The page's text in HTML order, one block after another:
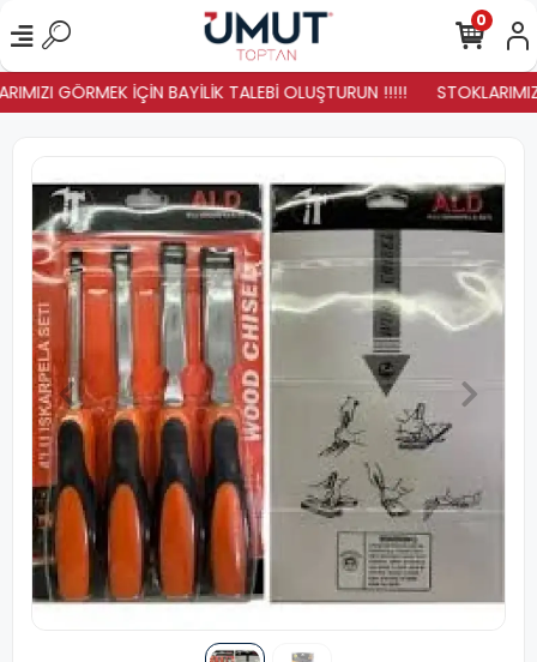
GÖRMEK İÇİN BAYİLİK TALEBİ OLUŞTURUN !!!!!
0